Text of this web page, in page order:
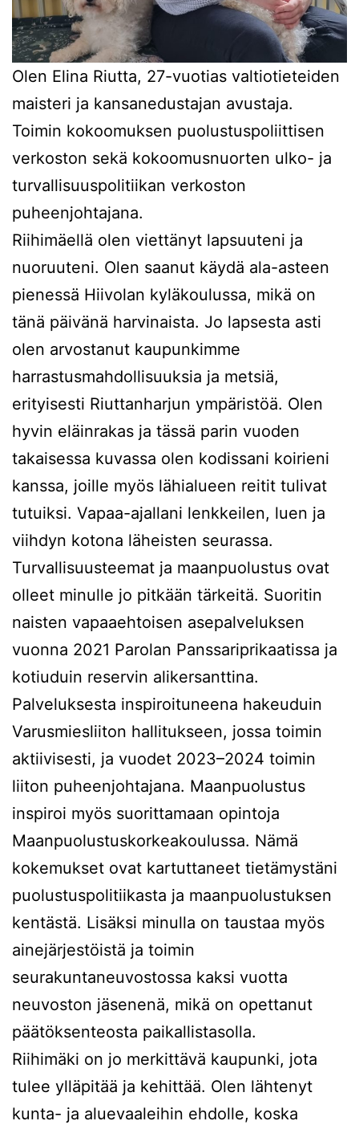
Olen Elina Riutta, 27-vuotias valtiotieteiden
maisteri ja kansanedustajan avustaja.
Toimin kokoomuksen puolustuspoliittisen
verkoston sekä kokoomusnuorten ulko- ja
turvallisuuspolitiikan verkoston
puheenjohtajana.
Riihimäellä olen viettänyt lapsuuteni ja
nuoruuteni. Olen saanut käydä ala-asteen
pienessä Hiivolan kyläkoulussa, mikä on
tänä päivänä harvinaista. Jo lapsesta asti
olen arvostanut kaupunkimme
harrastusmahdollisuuksia ja metsiä,
erityisesti Riuttanharjun ympäristöä. Olen
hyvin eläinrakas ja tässä parin vuoden
takaisessa kuvassa olen kodissani koirieni
kanssa, joille myös lähialueen reitit tulivat
tutuiksi. Vapaa-ajallani lenkkeilen, luen ja
viihdyn kotona läheisten seurassa.
Turvallisuusteemat ja maanpuolustus ovat
olleet minulle jo pitkään tärkeitä. Suoritin
naisten vapaaehtoisen asepalveluksen
vuonna 2021 Parolan Panssariprikaatissa ja
kotiuduin reservin alikersanttina.
Palveluksesta inspiroituneena hakeuduin
Varusmiesliiton hallitukseen, jossa toimin
aktiivisesti, ja vuodet 2023–2024 toimin
liiton puheenjohtajana. Maanpuolustus
inspiroi myös suorittamaan opintoja
Maanpuolustuskorkeakoulussa. Nämä
kokemukset ovat kartuttaneet tietämystäni
puolustuspolitiikasta ja maanpuolustuksen
kentästä. Lisäksi minulla on taustaa myös
ainejärjestöistä ja toimin
seurakuntaneuvostossa kaksi vuotta
neuvoston jäsenenä, mikä on opettanut
päätöksenteosta paikallistasolla.
Riihimäki on jo merkittävä kaupunki, jota
tulee ylläpitää ja kehittää. Olen lähtenyt
kunta- ja aluevaaleihin ehdolle, koska